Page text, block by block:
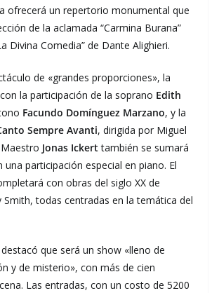
ofrecerá un repertorio monumental que
de la aclamada “Carmina Burana”
Divina Comedia” de Dante Alighieri.
de «grandes proporciones», la
la participación de la soprano Edith
Facundo Domínguez Marzano, y la
Sempre Avanti, dirigida por Miguel
Jonas Ickerttambién se sumará
participación especial en piano. El
con obras del siglo XX de
Smith, todas centradas en la temática del
que será un show «lleno de
y de misterio», con más de cien
Las entradas, con un costo de 5200